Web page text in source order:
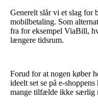
Generelt slår vi et slag for
mobilbetaling. Som
fra for eksempel ViaBill,
længere tidsrum.
Forud for at nogen køber
ideelt set se på e-
mange tilfælde ikke særlig